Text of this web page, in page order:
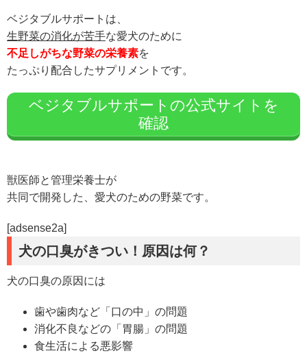
ベジタブルサポートは、
生野菜の消化が苦手な愛犬のために
不足しがちな野菜の栄養素を
たっぷり配合したサプリメントです。
ベジタブルサポートの公式サイトを
確認
獣医師と管理栄養士が
共同で開発した、愛犬のための野菜です。
[adsense2a]
犬の口臭がきつい！原因は何？
犬の口臭の原因には
歯や歯肉など「口の中」の問題
消化不良などの「胃腸」の問題
食生活による悪影響